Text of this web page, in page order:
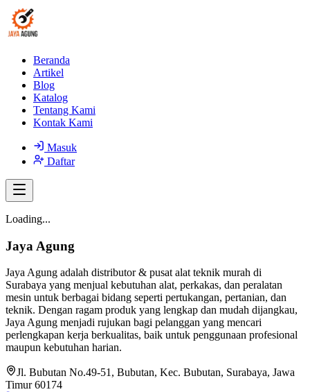
Beranda
Artikel
Blog
Katalog
Tentang Kami
Kontak Kami
Masuk
Daftar
Loading...
Jaya Agung
Jaya Agung adalah distributor & pusat alat teknik murah di
Surabaya yang menjual kebutuhan alat, perkakas, dan peralatan
mesin untuk berbagai bidang seperti pertukangan, pertanian, dan
teknik. Dengan ragam produk yang lengkap dan mudah dijangkau,
Jaya Agung menjadi rujukan bagi pelanggan yang mencari
perlengkapan kerja berkualitas, baik untuk penggunaan profesional
maupun kebutuhan harian.
Jl. Bubutan No.49-51, Bubutan, Kec. Bubutan, Surabaya, Jawa
Timur 60174